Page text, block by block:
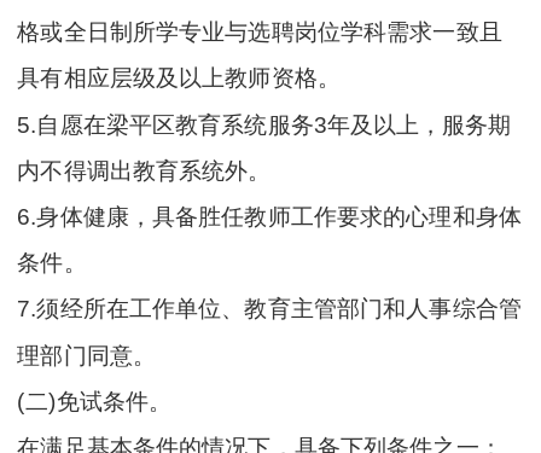
格或全日制所学专业与选聘岗位学科需求一致且
具有相应层级及以上教师资格。
5.自愿在梁平区教育系统服务3年及以上，服务期
内不得调出教育系统外。
6.身体健康，具备胜任教师工作要求的心理和身体
条件。
7.须经所在工作单位、教育主管部门和人事综合管
理部门同意。
(二)免试条件。
在满足基本条件的情况下，具备下列条件之一：